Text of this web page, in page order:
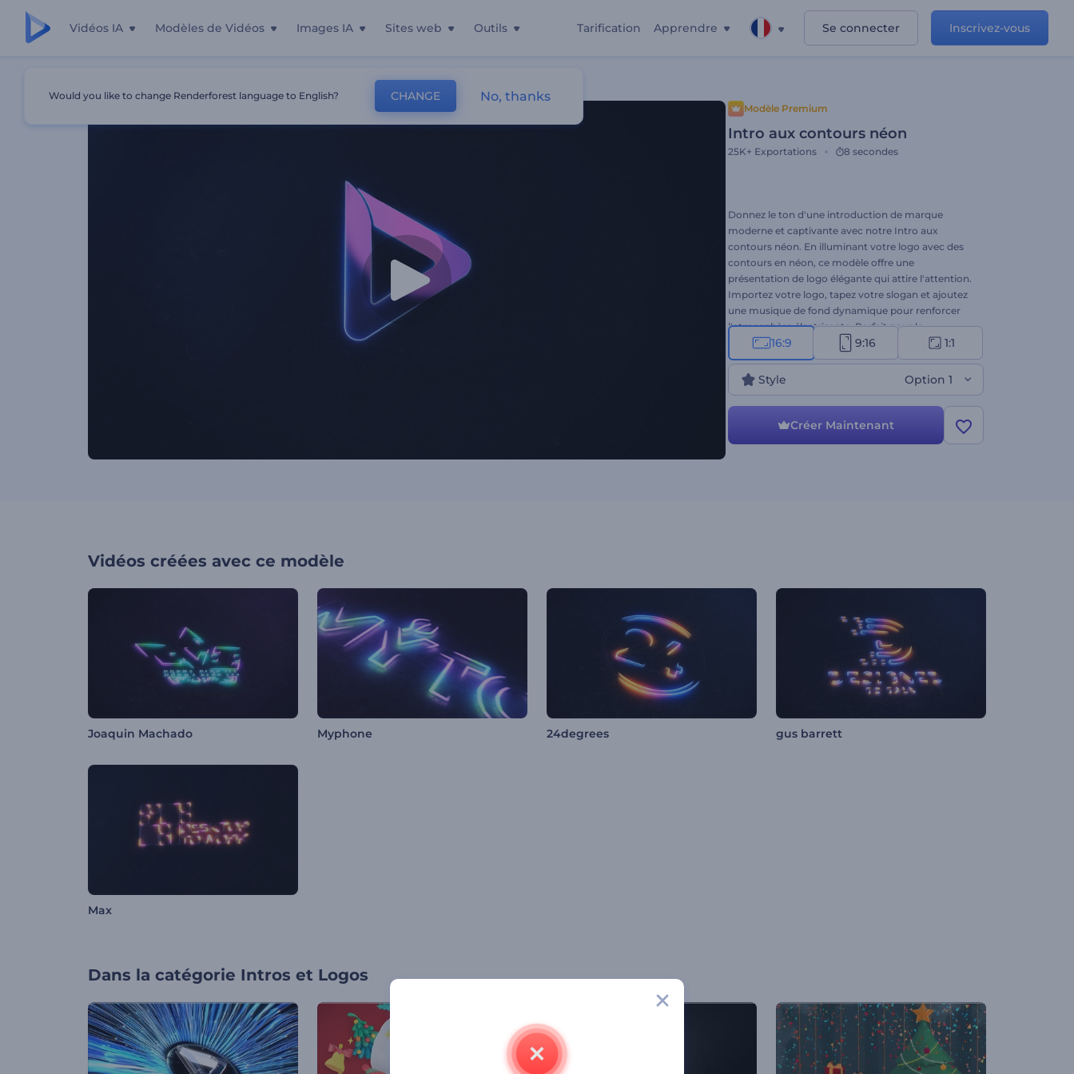
Vidéos IA Modèles de Vidéos Images IA Sites web Outils Tarification Apprendre Se connecter Inscrivez-vous
Modèle Premium
Intro aux contours néon
25K+ Exportations 8 secondes
Donnez le ton d'une introduction de marque
moderne et captivante avec notre Intro aux
contours néon. En illuminant votre logo avec des
contours en néon, ce modèle offre une
présentation de logo élégante qui attire l'attention.
Importez votre logo, tapez votre slogan et ajoutez
une musique de fond dynamique pour renforcer
l'atmosphère électrisante. Parfait pour la
promotion d'une entreprise ou d'un service
technologique, les openers de chaînes de jeux, les
intros ou outros, et bien d'autres projets créatifs.
Créez dès maintenant et faites briller votre marque
!
16:9 9:16 1:1
Style Option 1
Créer Maintenant
Vidéos créées avec ce modèle
Joaquin Machado Myphone 24degrees gus barrett
Max
Dans la catégorie Intros et Logos
Would you like to change Renderforest language to English? CHANGE No, thanks